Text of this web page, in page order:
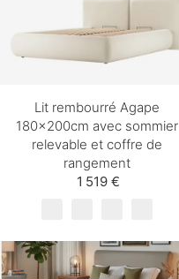
Lit rembourré Agape
180x200cm avec sommier
relevable et coffre de
rangement
1 519 €